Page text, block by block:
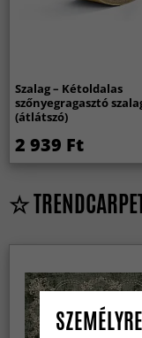
Szalag – Kétoldalas
szőnyegragasztó
(átlátszó)
2 939 Ft
☆